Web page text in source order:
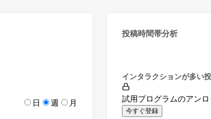
日 週 月
投稿時間帯分析
インタラクションが多い
試用プログラムのアンロ
今すぐ登録